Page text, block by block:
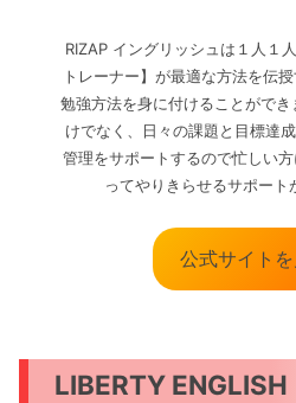
RIZAP イングリッシュは１人１
トレーナー】が最適な方法を伝
勉強方法を身に付けることがで
けでなく、日々の課題と目標達
管理をサポートするので忙しい
ってやりきらせるサポート
公式サイトを
LIBERTY ENGLISH